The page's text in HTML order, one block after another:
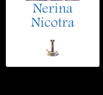
Nerina
Nicotra